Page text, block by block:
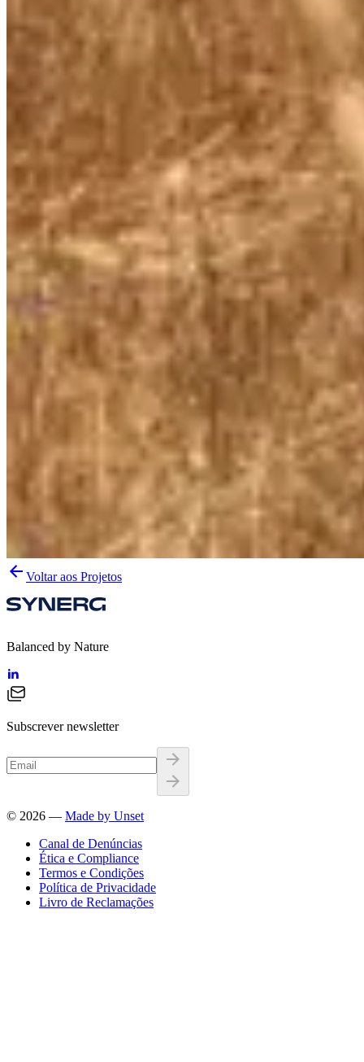
Voltar aos Projetos
Balanced by Nature
Subscrever newsletter
© 2026 — Made by Unset
Canal de Denúncias
Ética e Compliance
Termos e Condições
Política de Privacidade
Livro de Reclamações